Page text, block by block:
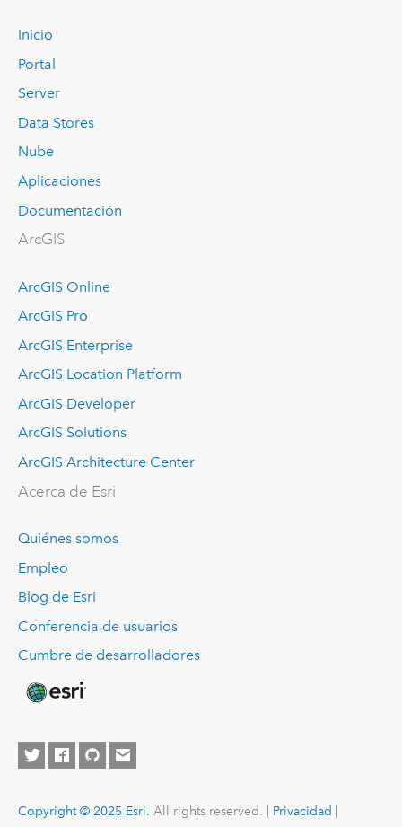
Inicio
Portal
Server
Data Stores
Nube
Aplicaciones
Documentación
ArcGIS
ArcGIS Online
ArcGIS Pro
ArcGIS Enterprise
ArcGIS Location Platform
ArcGIS Developer
ArcGIS Solutions
ArcGIS Architecture Center
Acerca de Esri
Quiénes somos
Empleo
Blog de Esri
Conferencia de usuarios
Cumbre de desarrolladores
Copyright © 2025 Esri. All rights reserved. | Privacidad